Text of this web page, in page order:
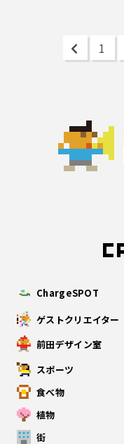
ChargeSPOT
ゲストクリエイター
前田デザイン室
スポーツ
食べ物
植物
街
1